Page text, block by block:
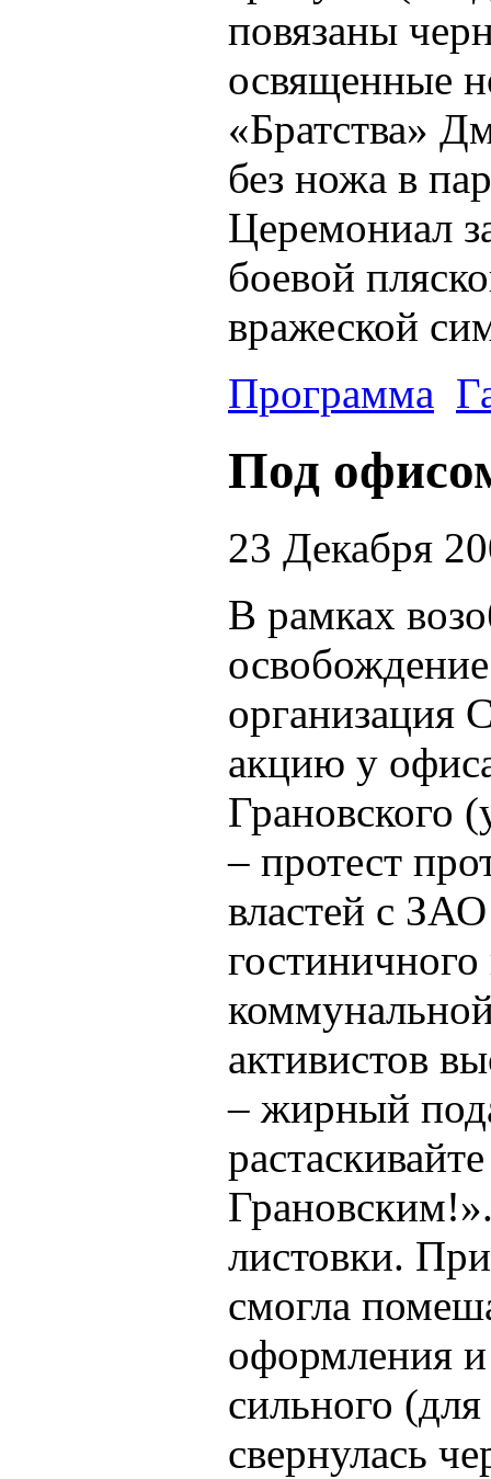
повязаны
освященные
«Братства»
без ножа в
Церемониал
боевой
вражеской
Программа
Под
23 Декабря
В рамках
организация
акцию у
Грановского
– протест
властей с
активистов
– жирный
листовки.
смогла
оформления
сильного
свернулась